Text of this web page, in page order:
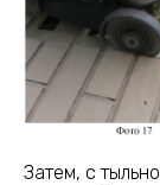
Затем, с